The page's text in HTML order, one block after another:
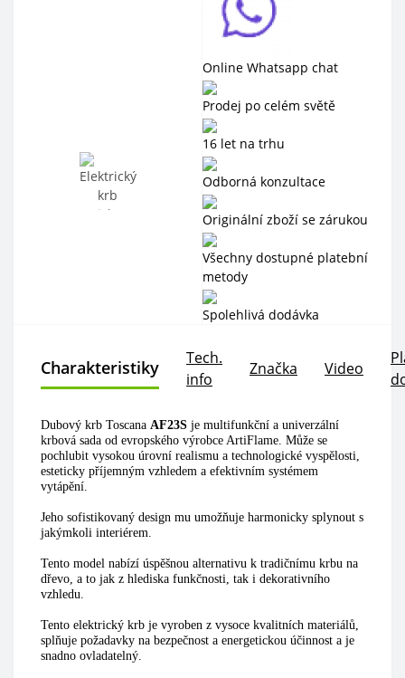
Online Whatsapp chat
Prodej po celém světě
16 let na trhu
Odborná konzultace
Originální zboží se zárukou
Všechny dostupné platební
metody
Spolehlivá dodávka
Charakteristiky
Tech.
info
Značka Video
Dubový krb Toscana AF23S je multifunkční a univerzální
krbová sada od evropského výrobce ArtiFlame. Může se
pochlubit vysokou úrovní realismu a technologické vyspělosti,
esteticky příjemným vzhledem a efektivním systémem
vytápění.
Jeho sofistikovaný design mu umožňuje harmonicky splynout s
jakýmkoli interiérem.
Tento model nabízí úspěšnou alternativu k tradičnímu krbu na
dřevo, a to jak z hlediska funkčnosti, tak i dekorativního
vzhledu.
Tento elektrický krb je vyroben z vysoce kvalitních materiálů,
splňuje požadavky na bezpečnost a energetickou účinnost a je
snadno ovladatelný.